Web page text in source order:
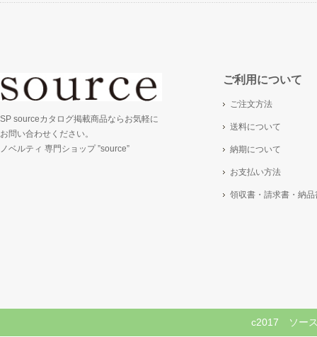
SP sourceカタログ掲載商品ならお気軽に
お問い合わせください。
ノベルティ 専門ショップ ”source”
ご利用について
ご注文方法
送料について
納期について
お支払い方法
領収書・請求書・納
c2017 ソース